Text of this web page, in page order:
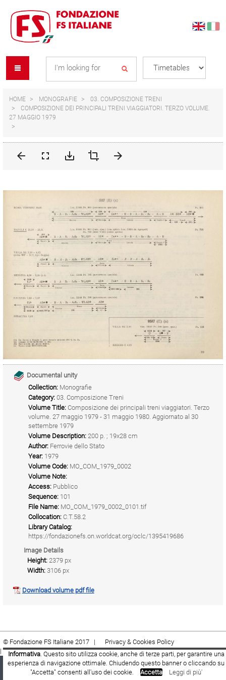
content
navigation
menu
HOME MONOGRAFIE
03. COMPOSIZIONE TRENI
COMPOSIZIONE DEI PRINCIPALI TRENI VIAGGIATORI. TERZO VOLUME.
27 MAGGIO 1979
Documental unity
Collection: Monografie
Category: 03. Composizione Treni
Volume Title: Composizione dei principali treni viaggiatori. Terzo
volume. 27 maggio 1979 - 31 maggio 1980. Aggiornato al 30
settembre 1979
Volume Description: 200 p. ; 19x28 cm
Author: Ferrovie dello Stato
Year: 1979
Volume Code: MO_COM_1979_0002
Volume Note:
Access: Pubblico
Sequence: 101
File Name: MO_COM_1979_0002_0101.tif
Collocation: C.T.58.2
Library Catalog:
https://fondazionefs.on.worldcat.org/oclc/1395419686
Image Details
Height: 2379 px
Width: 3106 px
Download volume pdf file
© Fondazione FS Italiane 2017 |
Privacy & Cookies Policy
|Cookie|Termini e condizioni
Informativa. Questo sito utilizza cookie, anche di terze parti, per garantire una
esperienza di navigazione ottimale. Chiudendo questo banner o cliccando su
"Accetta" consenti all'uso dei cookie.
Accetta Leggi di più'
Facebook
Youtube
Fondazione FS Italiane